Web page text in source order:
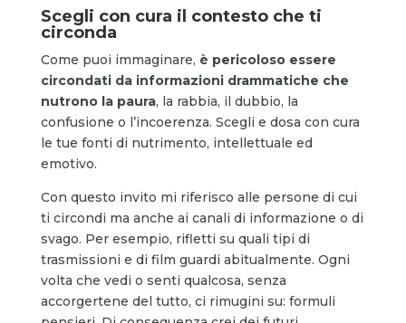
Scegli con cura il contesto che ti
circonda
Come puoi immaginare, è pericoloso essere
circondati da informazioni drammatiche che
nutrono la paura, la rabbia, il dubbio, la
confusione o l’incoerenza. Scegli e dosa con cura
le tue fonti di nutrimento, intellettuale ed
emotivo.
Con questo invito mi riferisco alle persone di cui
ti circondi ma anche ai canali di informazione o di
svago. Per esempio, rifletti su quali tipi di
trasmissioni e di film guardi abitualmente. Ogni
volta che vedi o senti qualcosa, senza
accorgertene del tutto, ci rimugini su: formuli